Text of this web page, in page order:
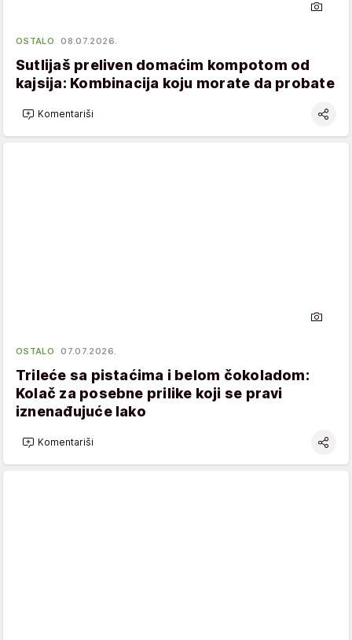
OSTALO 08.07.2026.
Sutlijaš preliven domaćim kompotom od
kajsija: Kombinacija koju morate da probate
Komentariši
OSTALO 07.07.2026.
Trileće sa pistaćima i belom čokoladom:
Kolač za posebne prilike koji se pravi
iznenađujuće lako
Komentariši